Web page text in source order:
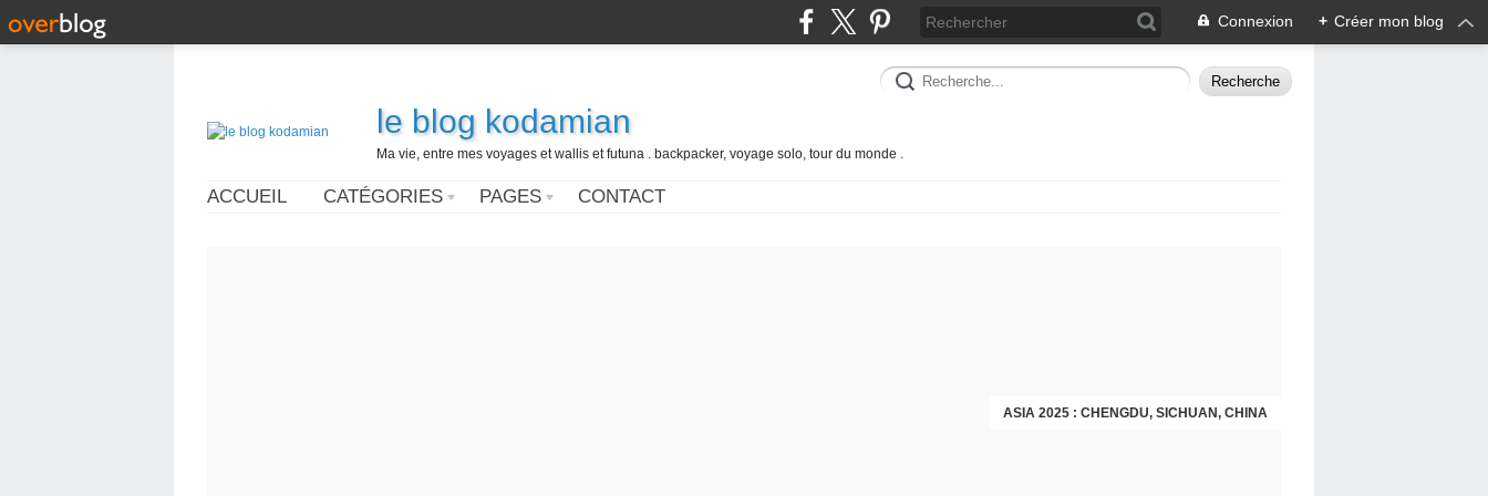
Connexion + Créer mon blog
le blog kodamian
Ma vie, entre mes voyages et wallis et futuna . backpacker, voyage solo, tour du monde .
ACCUEIL CATÉGORIES PAGES CONTACT
ASIA 2025 : CHENGDU, SICHUAN, CHINA
CHENGDU 2025